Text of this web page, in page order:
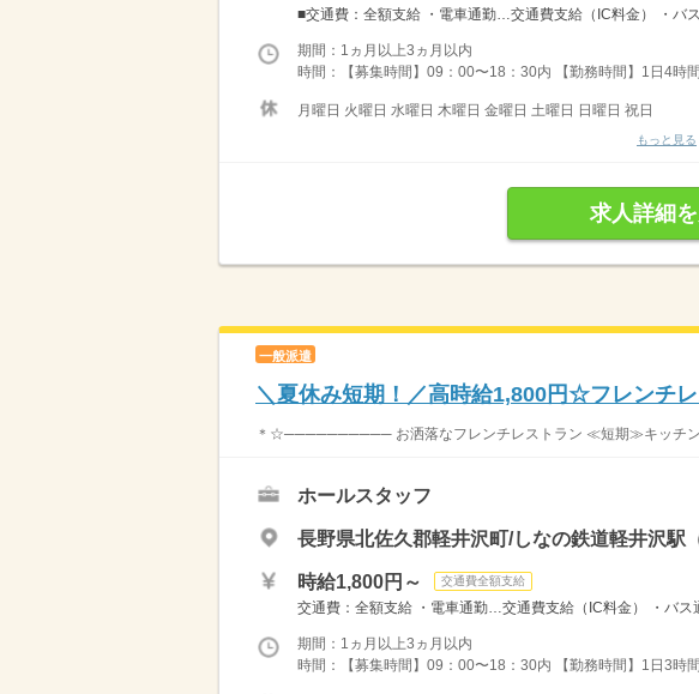
■交通費：全額支給 ・電車通勤…交通費支給（IC料金） ・バ
期間：1ヵ月以上3ヵ月以内
時間：【募集時間】09：00〜18：30内 【勤務時間】1日4時
月曜日 火曜日 水曜日 木曜日 金曜日 土曜日 日曜日 祝日
もっと見る
求人詳細
一般派遣
＼夏休み短期！／高時給1,800円☆フレンチ
＊☆────────── お洒落なフレンチレストラン ≪短期≫キッ
ホールスタッフ
長野県北佐久郡軽井沢町/しなの鉄道軽井沢駅
時給1,800円～ 交通費全額支給
交通費：全額支給 ・電車通勤…交通費支給（IC料金） ・バ
期間：1ヵ月以上3ヵ月以内
時間：【募集時間】09：00〜18：30内 【勤務時間】1日3時